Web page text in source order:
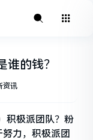
的钱？
资讯
积极派团队？粉
力，积极派团